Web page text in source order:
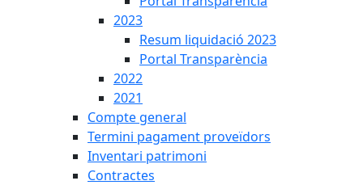
2023
Resum liquidació 2023
Portal Transparència
2022
2021
Compte general
Termini pagament proveïdors
Inventari patrimoni
Contractes